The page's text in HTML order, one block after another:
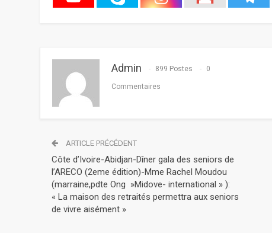
Admin 899 Postes 0
Commentaires
ARTICLE PRÉCÉDENT
Côte d’Ivoire-Abidjan-Dîner gala des seniors de
l’ARECO (2eme édition)-Mme Rachel Moudou
(marraine,pdte Ong »Midove- international » ):
« La maison des retraités permettra aux seniors
de vivre aisément »